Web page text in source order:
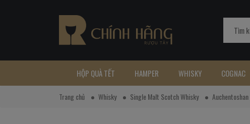
HỘP QUÀ TẾT HAMPER WHISKY COGNAC
Trang chủ Whisky Single Malt Scotch Whisky Auchentoshan